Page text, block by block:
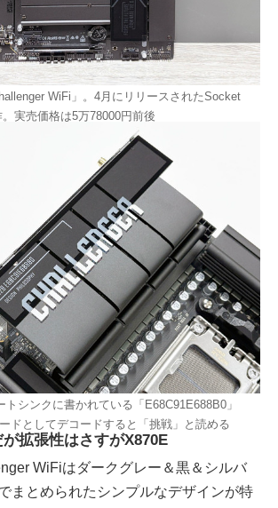
WiFi」。4月にリリースされたSocket
実売価格は5万78000円前後
トシンクに書かれている「E68C91E688B0」
ドとしてデコードすると「挑戦」と読める
拡張性はさすがX870E
WiFiはダークグレー＆黒＆シルバ
まとめられたシンプルなデザインが特